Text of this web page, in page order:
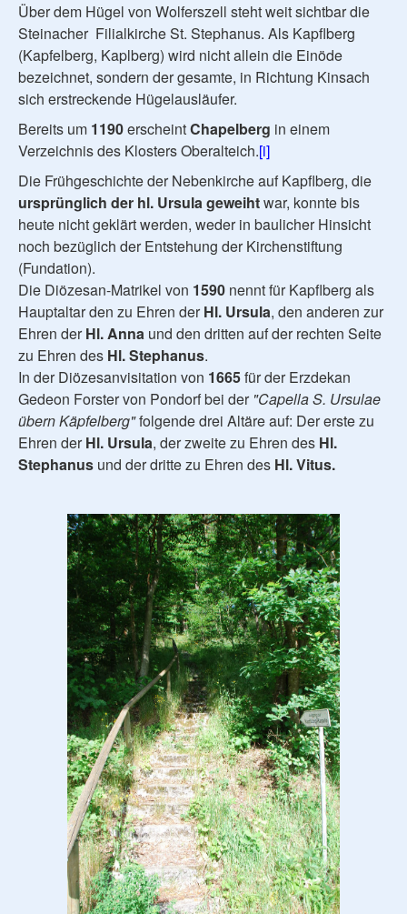
Über dem Hügel von Wolferszell steht weit sichtbar die
Steinacher Filialkirche St. Stephanus. Als Kapflberg
(Kapfelberg, Kaplberg) wird nicht allein die Einöde
bezeichnet, sondern der gesamte, in Richtung Kinsach
sich erstreckende Hügelausläufer.
Bereits um 1190erscheintChapelberg in einem
Verzeichnis des Klosters Oberalteich.[i]
Die Frühgeschichte der Nebenkirche auf Kapflberg, die
ursprünglich der hl. Ursula geweihtwar, konnte bis
heute nicht geklärt werden, weder in baulicher Hinsicht
noch bezüglich der Entstehung der Kirchenstiftung
(Fundation).
Die Diözesan-Matrikel von 1590 nennt für Kapflberg als
Hauptaltar den zu Ehren derHl. Ursula, den anderen zur
Ehren derHl.Anna und den dritten auf der rechten Seite
zu Ehren des Hl. Stephanus.
In der Diözesanvisitation von 1665für der Erzdekan
Gedeon Forster von Pondorf bei der "Capella S. Ursulae
übern Käpfelberg"folgende drei Altäre auf: Der erste zu
Ehren derHl. Ursula, der zweite zu Ehren des Hl.
Stephanus und der dritte zu Ehren des Hl. Vitus.